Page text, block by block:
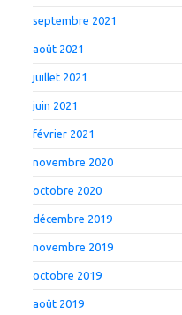
septembre 2021
août 2021
juillet 2021
juin 2021
février 2021
novembre 2020
octobre 2020
décembre 2019
novembre 2019
octobre 2019
août 2019